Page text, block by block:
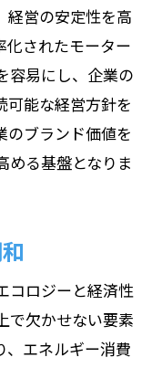
経営の安定性を高
化されたモーター
容易にし、企業の
可能な経営方針を
のブランド価値を
める基盤となりま
コロジーと経済性
で欠かせない要素
、エネルギー消費